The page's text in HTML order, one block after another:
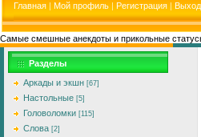
Главная | Мой профиль | Регистрация | Выход
Самые смешные анекдоты и прикольные
Разделы
Аркады и экшн [67]
Настольные [5]
Головоломки [115]
Слова [2]